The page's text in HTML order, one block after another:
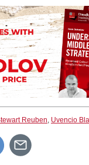
Reuben, Uvencio